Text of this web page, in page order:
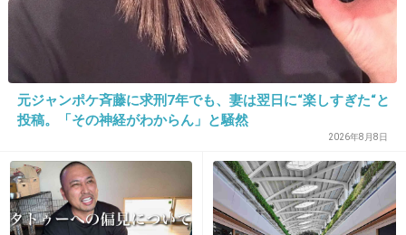
＞しかも相手もカゴいっぱいの買い物で
29. 匿名 2026/06/03(水) 14:53:14
1件の返信
+33 -1
元ジャンポケ斉藤に求刑7年でも、妻は翌日に“楽しすぎた“と
投稿。「その神経がわからん」と騒然
2026年8月8日